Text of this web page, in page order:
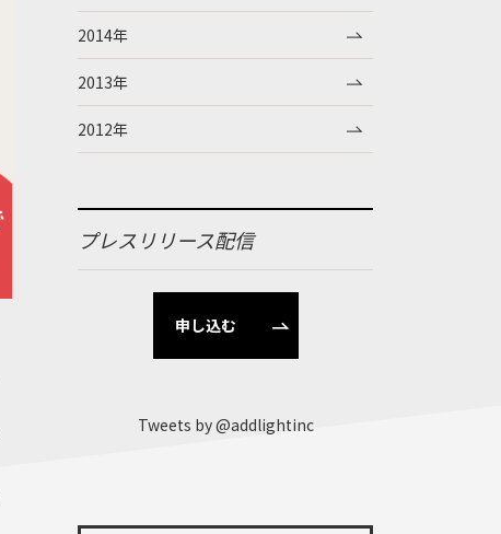
2014年
2013年
2012年
プレスリリース配信
申し込む
Tweets by @addlightinc